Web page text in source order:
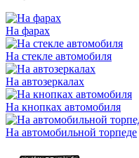
На фарах
На стекле автомобиля
На автозеркалах
На кнопках автомобиля
На автомобильной торпеде